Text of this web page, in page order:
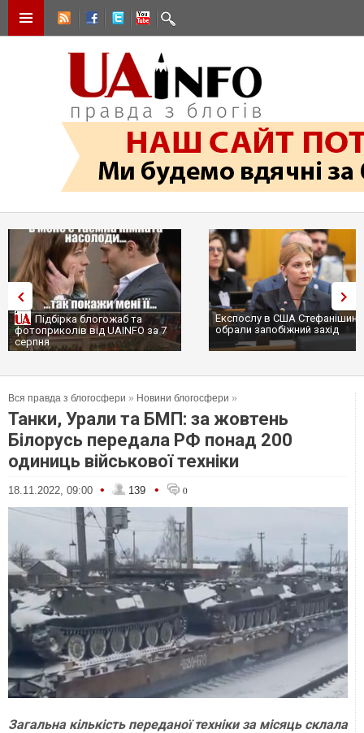
Підбірка блогожаб та
фотоприколів від UAINFO за 7
серпня
Експослу в США
обрали запобіжний захід
Вся правда з блогосфери » Новини блогосфери »
Танки, Урали та БМП: за жовтень
Білорусь передала РФ понад 200
одиниць військової техніки
18.11.2022, 09:00 • 139 • 0
Загальна кількість переданої техніки за місяць склала